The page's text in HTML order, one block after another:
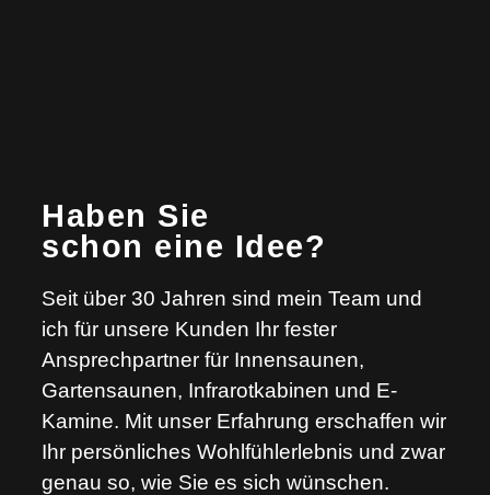
Haben Sie
schon eine Idee?
Seit über 30 Jahren sind mein Team und
ich für unsere Kunden Ihr fester
Ansprechpartner für Innensaunen,
Gartensaunen, Infrarotkabinen und E-
Kamine. Mit unser Erfahrung erschaffen wir
Ihr persönliches Wohlfühlerlebnis und zwar
genau so, wie Sie es sich wünschen.